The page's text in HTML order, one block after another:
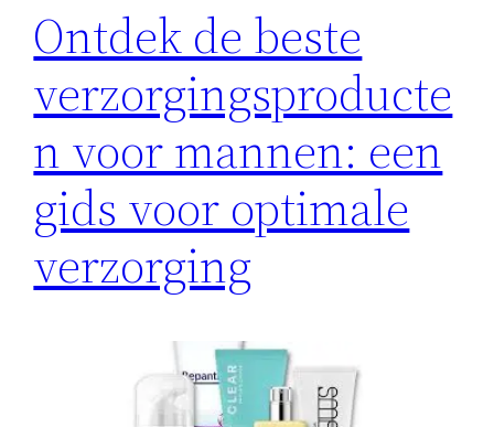
Ontdek de beste
verzorgingsproducte
n voor mannen: een
gids voor optimale
verzorging